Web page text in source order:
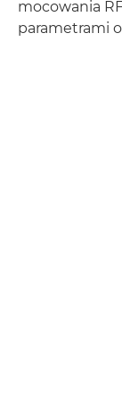
mocowania
parametrami